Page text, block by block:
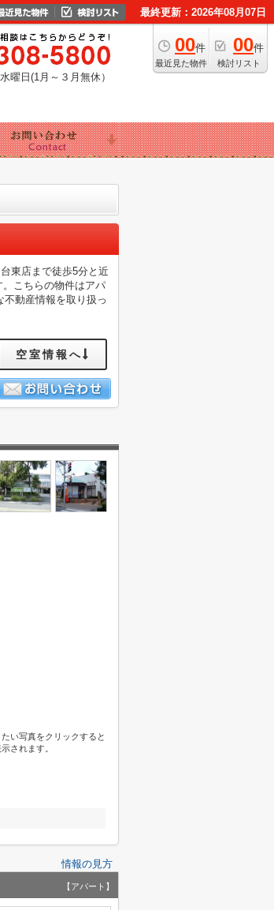
最終更新：2026年08月07日
00件
最近見た物件
00件
検討リスト
曜日(1月～３月無休）
東店まで徒歩5分と近
こちらの物件はアパ
動産情報を取り扱っ
空室情報へ
い写真をクリックすると
されます。
情報の見方
【アパート】